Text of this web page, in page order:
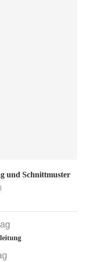
und Schnittmuster